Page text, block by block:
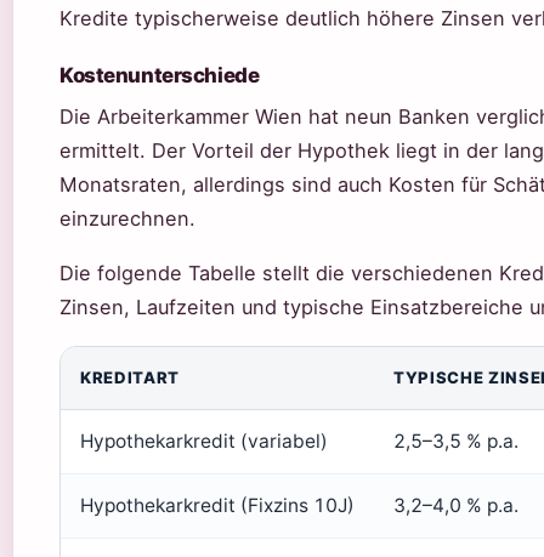
Kredite typischerweise deutlich höhere Zinsen
Kostenunterschiede
Die Arbeiterkammer Wien hat neun Banken
ermittelt. Der Vorteil der Hypothek liegt in der
Monatsraten, allerdings sind auch Kosten für
einzurechnen.
Die folgende Tabelle stellt die verschiedenen
Zinsen, Laufzeiten und typische Einsatzbereiche
KREDITART TYPISCHE
Hypothekarkredit (variabel) 2,5–3,5 % p.a.
Hypothekarkredit (Fixzins 10J) 3,2–4,0 % p.a.